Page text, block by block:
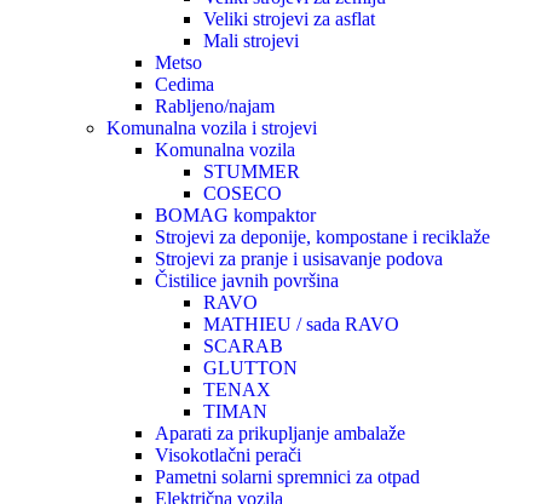
Veliki strojevi za asflat
Mali strojevi
Metso
Cedima
Rabljeno/najam
Komunalna vozila i strojevi
Komunalna vozila
STUMMER
COSECO
BOMAG kompaktor
Strojevi za deponije, kompostane i reciklaže
Strojevi za pranje i usisavanje podova
Čistilice javnih površina
RAVO
MATHIEU / sada RAVO
SCARAB
GLUTTON
TENAX
TIMAN
Aparati za prikupljanje ambalaže
Visokotlačni perači
Pametni solarni spremnici za otpad
Električna vozila